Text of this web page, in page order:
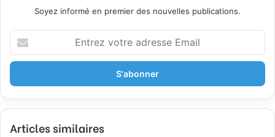
Soyez informé en premier des nouvelles publications.
t
e
z
o
Articles similaires